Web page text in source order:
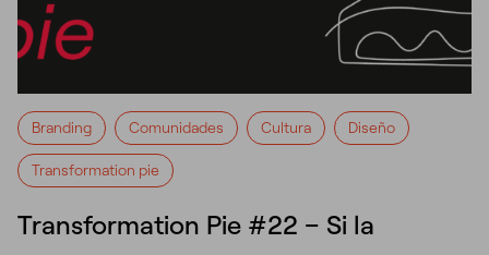
Branding Comunidades Cultura Diseño
Transformation pie
Transformation Pie #22 – Si la